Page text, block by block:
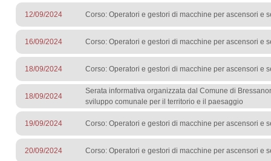
12/09/2024 Corso: Operatori e gestori di macchine per ascensori e
16/09/2024 Corso: Operatori e gestori di macchine per ascensori e
18/09/2024 Corso: Operatori e gestori di macchine per ascensori e
18/09/2024
Serata informativa organizzata dal Comune di
sviluppo comunale per il territorio e il paesaggio​
19/09/2024 Corso: Operatori e gestori di macchine per ascensori e
20/09/2024 Corso: Operatori e gestori di macchine per ascensori e